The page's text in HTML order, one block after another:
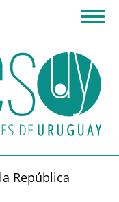
República